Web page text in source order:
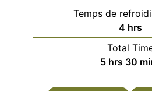
Temps de
4 hours
hrs
Total
5hours
hrs 30